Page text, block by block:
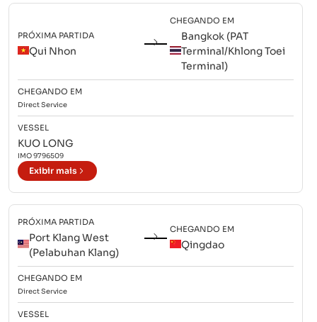
PRÓXIMA PARTIDA
Qui Nhon
CHEGANDO EM
Bangkok (PAT
Terminal/Khlong Toei
Terminal)
CHEGANDO EM
DirectService
VESSEL
KUO LONG
IMO9796509
Exibir mais
PRÓXIMA PARTIDA
Port Klang West
(Pelabuhan Klang)
CHEGANDO EM
Qingdao
CHEGANDO EM
DirectService
VESSEL